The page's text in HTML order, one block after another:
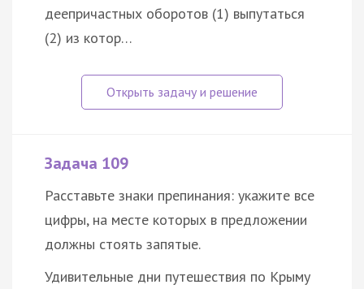
деепричастных оборотов (1) выпутаться
(2) из котор…
Задача 109
Расставьте знаки препинания: укажите все
цифры, на месте которых в предложении
должны стоять запятые.
Удивительные дни путешествия по Крыму